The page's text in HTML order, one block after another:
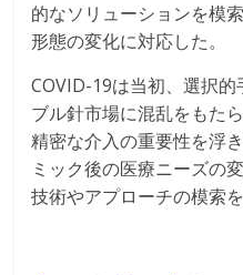
的なソリューションを模
形態の変化に対応した。
COVID-19は当初、選択
ブル針市場に混乱をもた
精密な介入の重要性を浮
ミック後の医療ニーズの
技術やアプローチの模索